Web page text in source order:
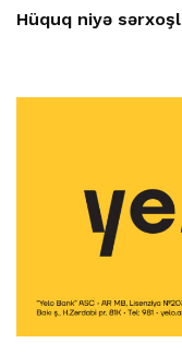
Hüquq niyə